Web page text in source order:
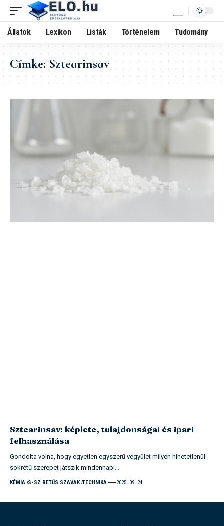
Állatok Lexikon Listák Történelem Tudomány
Címke:Sztearinsav
Sztearinsav: képlete, tulajdonságai és ipari
felhasználása
Gondolta volna, hogy egyetlen egyszerű vegyület milyen hihetetlenül
sokrétű szerepet játszik mindennapi…
KÉMIA S-SZ BETŰS SZAVAK TECHNIKA 2025. 09. 24.